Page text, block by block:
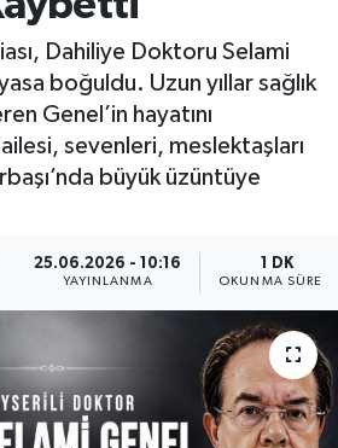
Dahiliye Doktoru Selami
boğuldu. Uzun yıllar sağlık
Genel’in hayatını
sevenleri, meslektaşları
büyük üzüntüye
25.06.2026 - 10:16
YAYINLANMA
1 DK
OKUNMA SÜRESI